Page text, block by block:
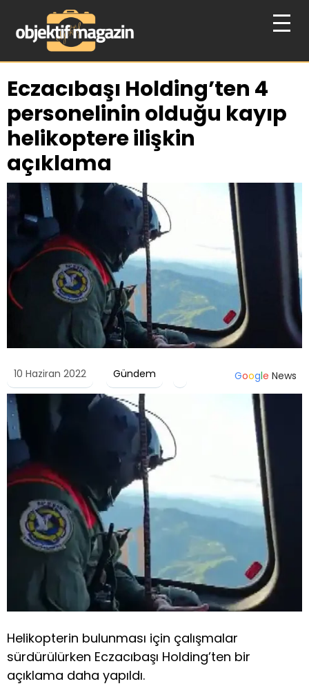
Eczacıbaşı Holding’ten 4
personelinin olduğu kayıp
helikoptere ilişkin
açıklama
10 Haziran 2022 Gündem Google News
Helikopterin bulunması için çalışmalar
sürdürülürken Eczacıbaşı Holding’ten bir
açıklama daha yapıldı.